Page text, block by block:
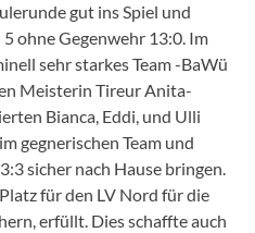
gut ins Spiel und
ohne Gegenwehr 13:0. Im
sehr starkes Team -BaWü
Meisterin Tireur Anita-
Bianca, Eddi, und Ulli
gegnerischen Team und
sicher nach Hause bringen.
für den LV Nord für die
erfüllt. Dies schaffte auch